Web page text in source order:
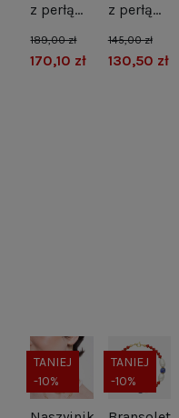
z perłą
i
189,00 zł
170,10 zł
z perłą
srebro
145,00 zł
130,50 zł
TANIEJ
-10%
TANIEJ
-10%